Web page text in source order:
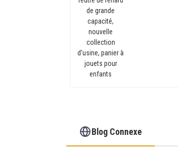
Blog Connexe